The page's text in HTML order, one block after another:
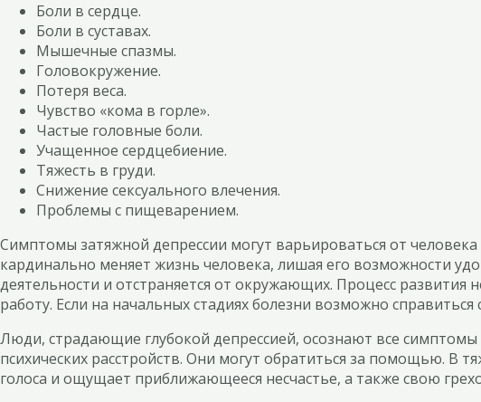
Боли в сердце.
Боли в суставах.
Мышечные спазмы.
Головокружение.
Потеря веса.
Чувство «кома в горле».
Частые головные боли.
Учащенное сердцебиение.
Тяжесть в груди.
Снижение сексуального влечения.
Проблемы с пищеварением.
Симптомы затяжной депрессии могут варьироваться от
кардинально меняет жизнь человека, лишая его возможности
деятельности и отстраняется от окружающих. Процесс развития
работу. Если на начальных стадиях болезни возможно
Люди, страдающие глубокой депрессией, осознают все симптомы
психических расстройств. Они могут обратиться за помощью. В
голоса и ощущает приближающееся несчастье, а также свою